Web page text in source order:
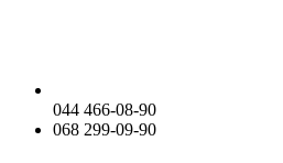
044 466-08-90
068 299-09-90